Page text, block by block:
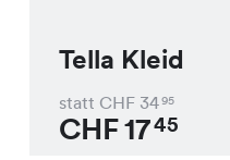
Tella Kleid
statt CHF 3495
CHF1745